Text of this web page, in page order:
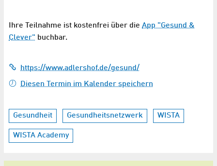
Ihre Teilnahme ist kostenfrei über die App "Gesund &
Clever" buchbar.
https://www.adlershof.de/gesund/
Diesen Termin im Kalender speichern
Gesundheit Gesundheitsnetzwerk WISTA
WISTA Academy